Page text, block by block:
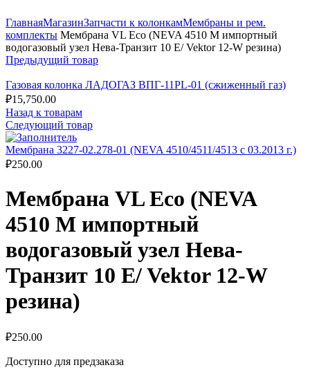
ГлавнаяМагазинЗапчасти к колонкамМембраны и рем.
комплекты Мембрана VL Eco (NEVA 4510 М импортный
водогазовый узел Нева-Транзит 10 E/ Vektor 12-W резина)
Предыдущий товар
Газовая колонка ЛАДОГАЗ ВПГ-11PL-01 (сжиженный газ)
₽15,750.00
Назад к товарам
Следующий товар
Мембрана 3227-02.278-01 (NEVA 4510/4511/4513 с 03.2013 г.)
₽250.00
Мембрана VL Eco (NEVA
4510 М импортный
водогазовый узел Нева-
Транзит 10 E/ Vektor 12-W
резина)
₽250.00
Доступно для предзаказа